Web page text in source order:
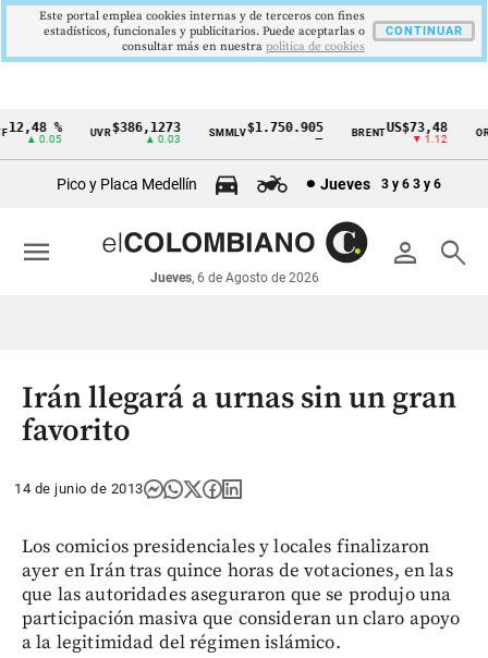
Cintillo
económicos
Colombia
%
▲ 0.05
UVR$386,1273
▲ 0.03
SMMLV$1.750.905 BRENTUS$73,48
▼ 1.12
ORO
Pico y Placa Medellín Jueves 3 y 6 3 y 6
person search
Jueves, 6 de Agosto de 2026
menu
Irán llegará a urnas sin un gran
favorito
14 de junio de 2013
Los comicios presidenciales y locales finalizaron
ayer en Irán tras quince horas de votaciones, en las
que las autoridades aseguraron que se produjo una
participación masiva que consideran un claro apoyo
a la legitimidad del régimen islámico.
Este portal emplea cookies internas y de terceros con fines
estadísticos, funcionales y publicitarios. Puede aceptarlas o
consultar más en nuestra politica de cookies
CONTINUAR